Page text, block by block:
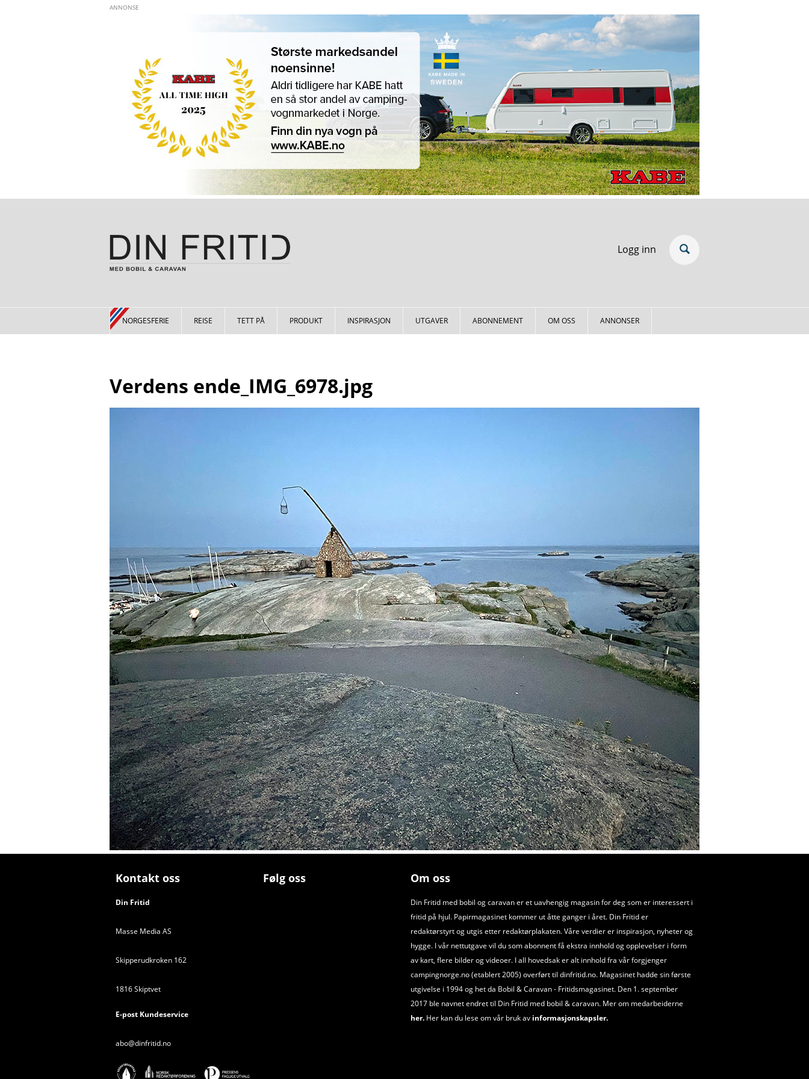
Logg inn
NORGESFERIE REISE TETT PÅ PRODUKT INSPIRASJON UTGAVER ABONNEMENT OM OSS ANNONSER
Verdens ende_IMG_6978.jpg
Kontakt oss
Din Fritid
Masse Media AS
Skipperudkroken 162
1816 Skiptvet
E-post Kundeservice
abo@dinfritid.no
Følg oss Om oss
Din Fritid med bobil og caravan er et uavhengig magasin for deg som er interessert i
fritid på hjul. Papirmagasinet kommer ut åtte ganger i året. Din Fritid er
redaktørstyrt og utgis etter redaktørplakaten. Våre verdier er inspirasjon, nyheter og
hygge. I vår nettutgave vil du som abonnent få ekstra innhold og opplevelser i form
av kart, flere bilder og videoer. I all hovedsak er alt innhold fra vår forgjenger
campingnorge.no (etablert 2005) overført til dinfritid.no. Magasinet hadde sin første
utgivelse i 1994 og het da Bobil &Caravan - Fritidsmagasinet. Den 1. september
2017 ble navnet endret til Din Fritid med bobil &caravan. Mer om medarbeiderne
her. Her kan du lese om vår bruk av informasjonskapsler.